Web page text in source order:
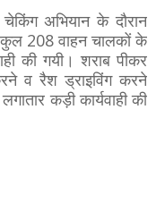
अभियान के दौरान
कुल 208 वाहन चालकों के
की गयी। शराब पीकर
व रैश ड्राइविंग करने
कड़ी कार्यवाही की